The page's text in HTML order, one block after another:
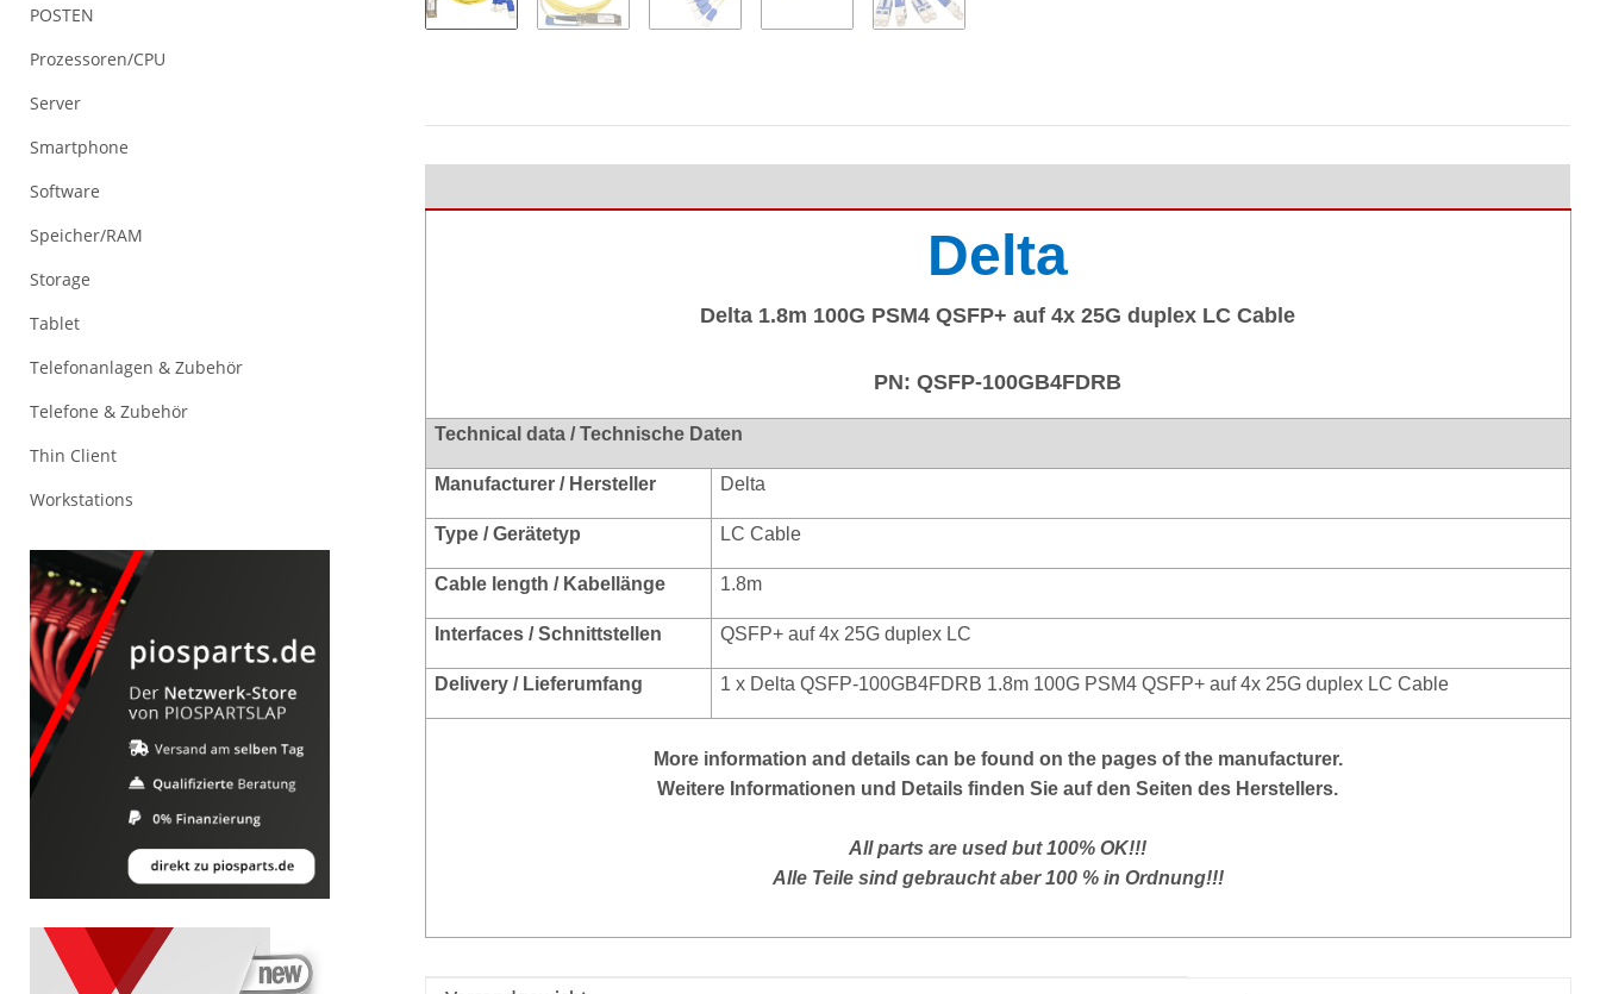
Delta
Delta 1.8m 100G PSM4 QSFP+ auf 4x 25G duplex LC Cable
PN: QSFP-100GB4FDRB
Technical data / Technische Daten
Manufacturer / Hersteller Delta
Type / Gerätetyp LC Cable
Cable length / Kabellänge 1.8m
Interfaces / Schnittstellen QSFP+ auf 4x 25G duplex LC
Delivery / Lieferumfang 1 x Delta QSFP-100GB4FDRB 1.8m 100G PSM4 QSFP+ auf 4x 25G duplex LC Cable
Moreinformation and details can be found on the pages of the manufacturer.
Weitere Informationen und Details finden Sie auf den Seiten des Herstellers.
All parts are used but 100% OK!!!
Alle Teile sind gebraucht aber 100 % in Ordnung!!!
POSTEN
Prozessoren/CPU
Server
Smartphone
Software
Speicher/RAM
Storage
Tablet
Telefonanlagen & Zubehör
Telefone & Zubehör
Thin Client
Workstations